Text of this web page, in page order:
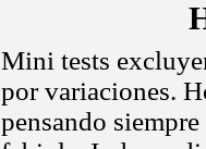
Mini tests
por variaciones.
pensando